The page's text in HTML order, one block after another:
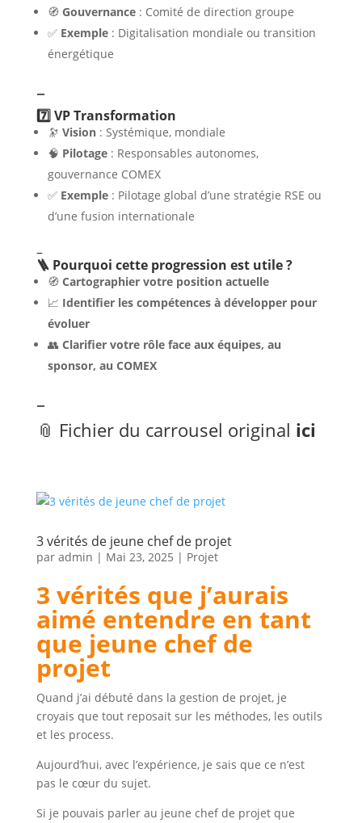
🧭 Gouvernance: Comité de direction groupe
✅ Exemple: Digitalisation mondiale ou transition
énergétique
–
7️⃣ VP Transformation
🔭 Vision: Systémique, mondiale
🧠 Pilotage: Responsables autonomes,
gouvernance COMEX
✅ Exemple: Pilotage global d’une stratégie RSE ou
d’une fusion internationale
–
🪜 Pourquoi cette progression est utile ?
🧭 Cartographier votre position actuelle
📈 Identifier les compétences à développer pour
évoluer
👥 Clarifier votre rôle face aux équipes, au
sponsor, au COMEX
–
📎 Fichier du carrousel original ici
3 vérités de jeune chef de projet
par admin | Mai 23, 2025 | Projet
3 vérités que j’aurais
aimé entendre en tant
que jeune chef de
projet
Quand j’ai débuté dans la gestion de projet, je
croyais que tout reposait sur les méthodes, les outils
et les process.
Aujourd’hui, avec l’expérience, je sais que ce n’est
pas le cœur du sujet.
Si je pouvais parler au jeune chef de projet que